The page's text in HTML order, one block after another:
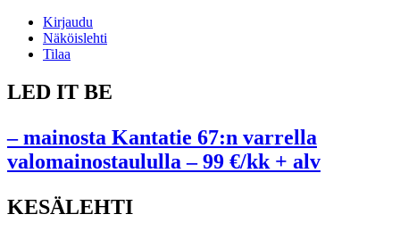
Kirjaudu
Näköislehti
Tilaa
LED IT BE
– mainosta Kantatie 67:n varrella
valomainostaululla – 99 €/kk + alv
KESÄLEHTI